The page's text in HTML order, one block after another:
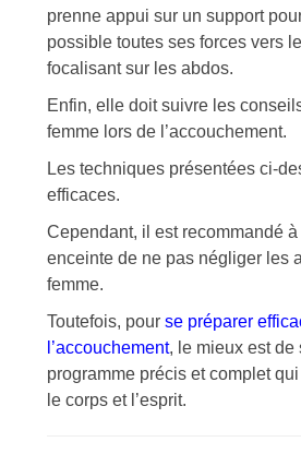
prenne appui sur un support
possible toutes ses forces vers
focalisant sur les abdos.
Enfin, elle doit suivre les
femme lors de l’accouchement.
Les techniques présentées ci-
efficaces.
Cependant, il est recommandé
enceinte de ne pas négliger les
femme.
Toutefois, pourse préparer
l’accouchement, le mieux est de
programme précis et complet
le corps et l’esprit.